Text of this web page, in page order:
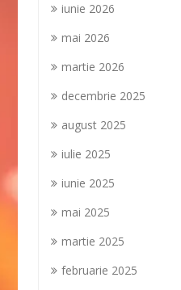
iunie 2026
mai 2026
martie 2026
decembrie 2025
august 2025
iulie 2025
iunie 2025
mai 2025
martie 2025
februarie 2025